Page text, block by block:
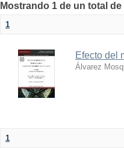
Mostrando 1 de un total
1
Efecto del
Álvarez
1